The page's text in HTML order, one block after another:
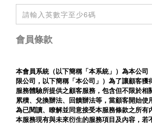
會員條款
本會員系統（以下簡稱「本系統」）為本公司
限公司，以下簡稱「本公司」）為了讓顧客獲
服務體驗所提供之顧客服務，包含但不限於相
累積、兌換辦法、回饋辦法等，當顧客開始使
為已閱讀、瞭解並同意接受本服務條款之所有
本服務現有與未來衍生的服務項目及內容，若